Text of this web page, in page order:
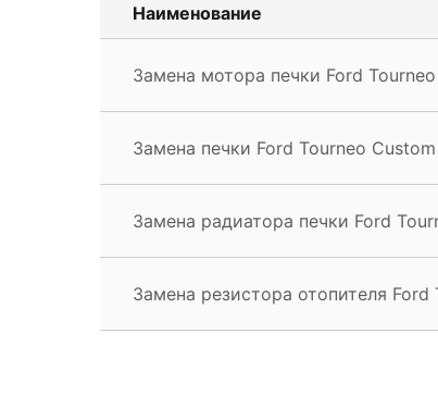
Наименование
Замена мотора печки Ford
Замена печки Ford Tourneo Custom
Замена радиатора печки Ford
Замена резистора отопителя Ford